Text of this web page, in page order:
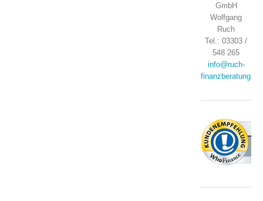
GmbH
Wolfgang
Ruch
Tel.: 03303 /
548 265
info@ruch-
finanzberatung.de